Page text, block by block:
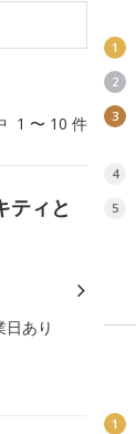
1 〜 10 件
ティと
あり
1
2
3
4
5
1